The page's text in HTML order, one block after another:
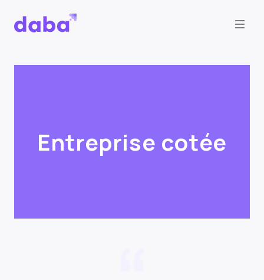
Entreprise cotée